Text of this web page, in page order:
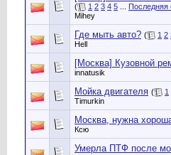
( 1 2 3 4 5 Последняя
Mihey
Где мыть авто? ( 1 2
Hell
[Москва] Кузовной
innatusik
Мойка двигателя ( 1
Timurkin
Москва, нужна
Ксю
Умерла ПТФ после